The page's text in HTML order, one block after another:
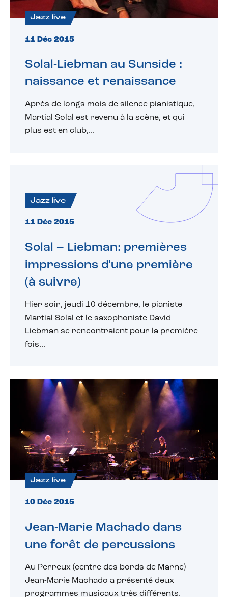
Jazz live
11 Déc 2015
Solal-Liebman au Sunside :
naissance et renaissance
Après de longs mois de silence pianistique,
Martial Solal est revenu à la scène, et qui
plus est en club,...
Jazz live
11 Déc 2015
Solal – Liebman: premières
impressions d'une première
(à suivre)
Hier soir, jeudi 10 décembre, le pianiste
Martial Solal et le saxophoniste David
Liebman se rencontraient pour la première
fois...
Jazz live
10 Déc 2015
Jean-Marie Machado dans
une forêt de percussions
Au Perreux (centre des bords de Marne)
Jean-Marie Machado a présenté deux
programmes musicaux très différents.